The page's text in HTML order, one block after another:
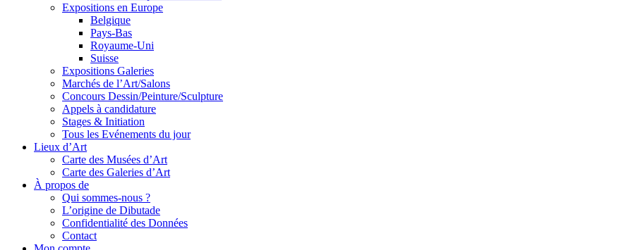
Expositions en Europe
Belgique
Pays-Bas
Royaume-Uni
Suisse
Expositions Galeries
Marchés de l’Art/Salons
Concours Dessin/Peinture/Sculpture
Appels à candidature
Stages & Initiation
Tous les Evénements du jour
Lieux d’Art
Carte des Musées d’Art
Carte des Galeries d’Art
À propos de
Qui sommes-nous ?
L’origine de Dibutade
Confidentialité des Données
Contact